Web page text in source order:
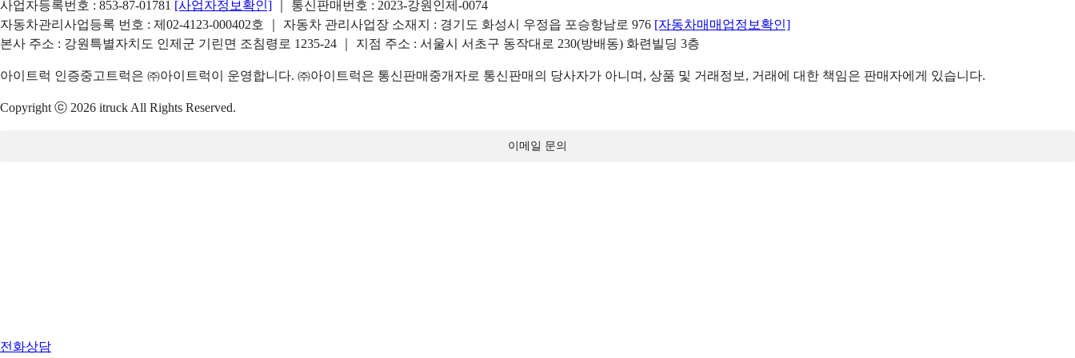
사업자등록번호 : 853-87-01781 [사업자정보확인]
｜ 통신판매번호 : 2023-강원인제-0074
자동차관리사업등록 번호 : 제02-4123-000402호 ｜ 자동차 관리사업장 소재지 : 경기도 화성시 우정읍 포승항남로 976 [자동차매매업정보확인]
본사 주소 : 강원특별자치도 인제군 기린면 조침령로 1235-24 ｜ 지점 주소 : 서울시 서초구 동작대로 230(방배동) 화련빌딩 3층
아이트럭 인증중고트럭은 ㈜아이트럭이 운영합니다. ㈜아이트럭은 통신판매중개자로 통신판매의 당사자가 아니며, 상품 및 거래정보, 거래에 대한 책임은 판매자에게 있습니다.
Copyright ⓒ 2026 itruck All Rights Reserved.
이메일 문의
전화상담